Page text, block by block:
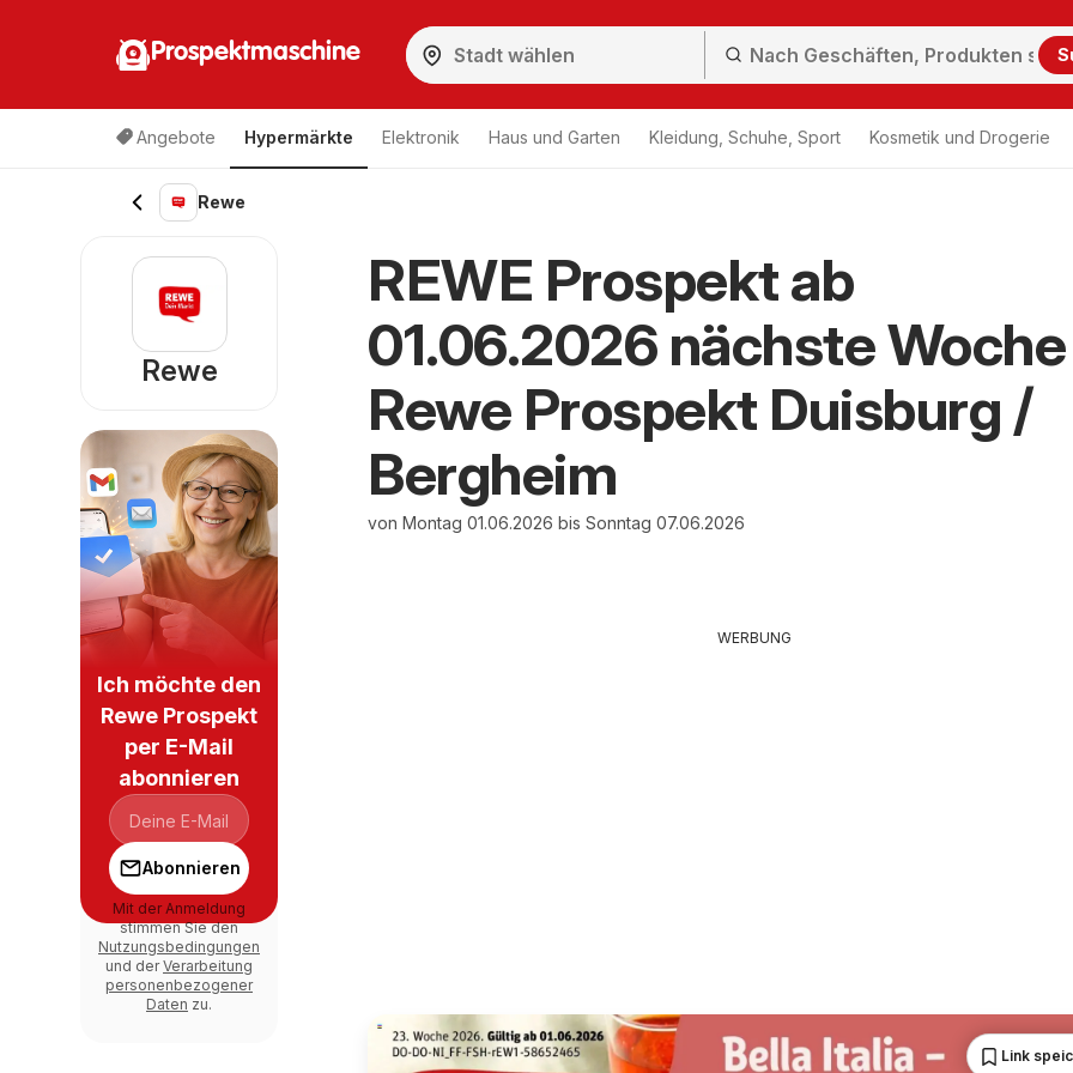
Prospektmaschine
Angebote Hypermärkte Elektronik Haus und Garten Kleidung, Schuhe, Sport Kosmetik und Drogerie
Rewe
REWE Prospekt ab
01.06.2026 nächste
Rewe Prospekt Duisburg /
Bergheim
von Montag 01.06.2026 bis Sonntag 07.06.2026
WERBUNG
Link
Rewe
Ich möchte den
Rewe Prospekt
per E-Mail
abonnieren
Abonnieren
Mit der Anmeldung
stimmen Sie den
Nutzungsbedingungen
und derVerarbeitung
personenbezogener
Daten zu.